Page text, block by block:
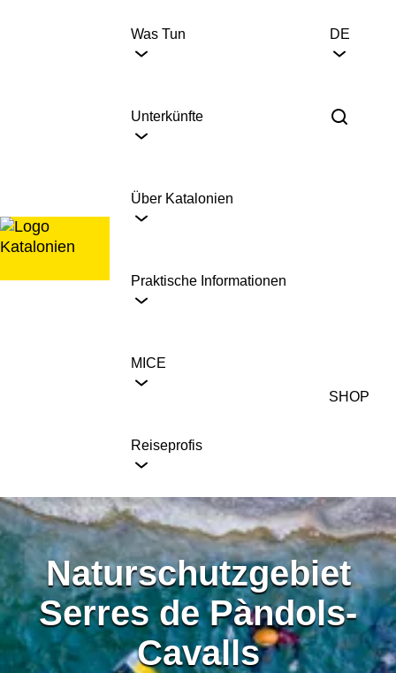
Was Tun
Unterkünfte
Über Katalonien
Praktische Informationen
MICE
Reiseprofis
DE
SHOP
Naturschutzgebiet
Serres de Pàndols-
Cavalls